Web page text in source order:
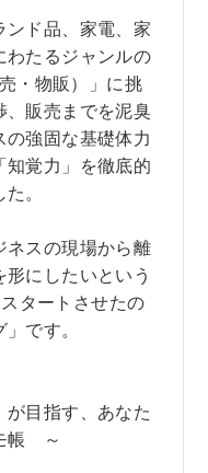
ンド品、家電、家
わたるジャンルの
・物販）」に挑
、販売までを泥臭
の強固な基礎体力
知覚力」を徹底的
。
ネスの現場から離
にしたいという
タートさせたの
です。
が目指す、あなた
帳 ～